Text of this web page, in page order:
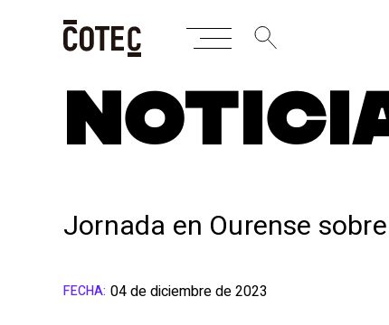
Jornada en Ourense
FECHA: 04 de diciembre de 2023